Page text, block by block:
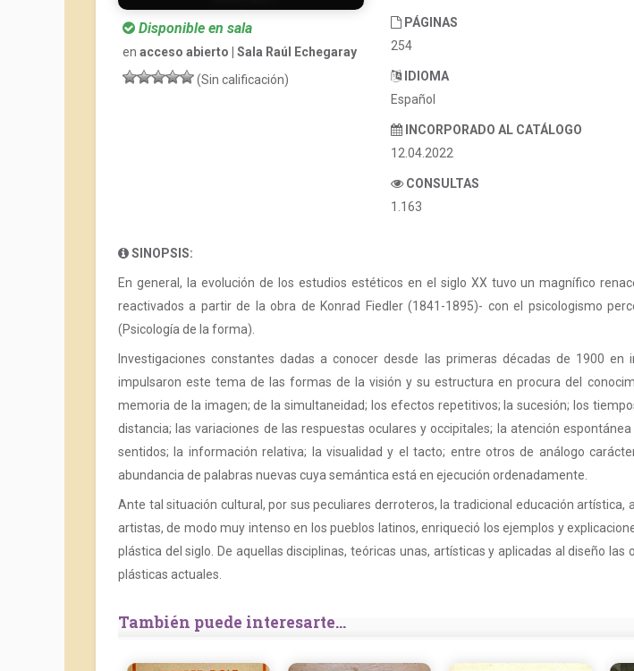
Disponible en sala
en acceso abierto | Sala Raúl Echegaray
(Sin calificación)
PÁGINAS
254
IDIOMA
Español
INCORPORADO AL CATÁLOGO
12.04.2022
CONSULTAS
1.163
SINOPSIS:
En general, la evolución de los estudios estéticos en el siglo XX tuvo un magnífico
reactivados a partir de la obra de Konrad Fiedler (1841-1895)- con el psicologismo
(Psicología de la forma).
Investigaciones constantes dadas a conocer desde las primeras décadas de 1900
impulsaron este tema de las formas de la visión y su estructura en procura del
memoria de la imagen; de la simultaneidad; los efectos repetitivos; la sucesión; los
distancia; las variaciones de las respuestas oculares y occipitales; la atención
sentidos; la información relativa; la visualidad y el tacto; entre otros de análogo
abundancia de palabras nuevas cuya semántica está en ejecución ordenadamente.
Ante tal situación cultural, por sus peculiares derroteros, la tradicional educación
artistas, de modo muy intenso en los pueblos latinos, enriqueció los ejemplos y
plástica del siglo. De aquellas disciplinas, teóricas unas, artísticas y aplicadas al diseño
plásticas actuales.
También puede interesarte...